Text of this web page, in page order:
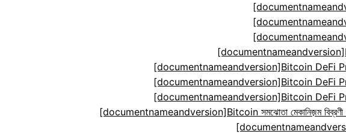
[documentnameandversion]Bitcoin DeFi
[documentnameandversion]Bitcoin DeFi
[documentnameandversion]Bitcoin DeFi
[documentnameandversion]Bitcoin সমঝোতা মেকানিজ়ম বিব্রণী